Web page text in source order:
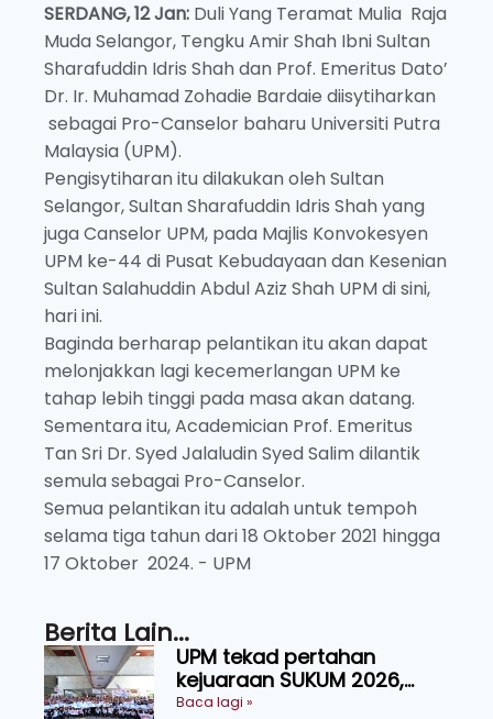
SERDANG, 12 Jan: Duli Yang Teramat Mulia Raja
Muda Selangor, Tengku Amir Shah Ibni Sultan
Sharafuddin Idris Shah dan Prof. Emeritus Dato’
Dr. Ir. Muhamad Zohadie Bardaie diisytiharkan
sebagai Pro-Canselor baharu Universiti Putra
Malaysia (UPM).
Pengisytiharan itu dilakukan oleh Sultan
Selangor, Sultan Sharafuddin Idris Shah yang
juga Canselor UPM, pada Majlis Konvokesyen
UPM ke-44 di Pusat Kebudayaan dan Kesenian
Sultan Salahuddin Abdul Aziz Shah UPM di sini,
hari ini.
Baginda berharap pelantikan itu akan dapat
melonjakkan lagi kecemerlangan UPM ke
tahap lebih tinggi pada masa akan datang.
Sementara itu, Academician Prof. Emeritus
Tan Sri Dr. Syed Jalaludin Syed Salim dilantik
semula sebagai Pro-Canselor.
Semua pelantikan itu adalah untuk tempoh
selama tiga tahun dari 18 Oktober 2021 hingga
17 Oktober 2024. - UPM
Berita Lain...
UPM tekad pertahan
kejuaraan SUKUM 2026,
sasar 16 pingat emas
Baca lagi »